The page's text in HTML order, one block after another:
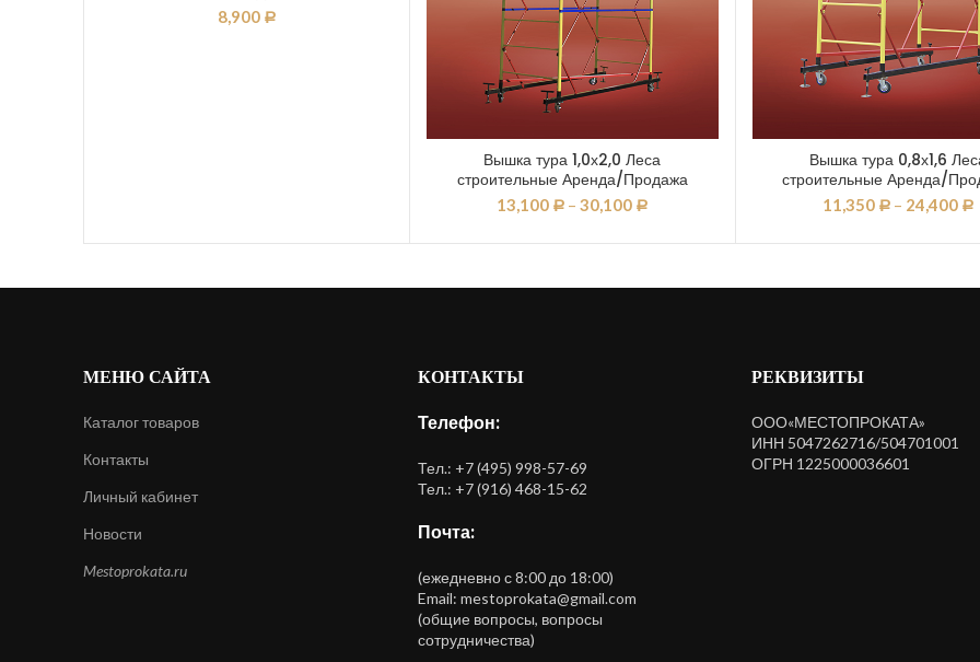
8,900 Р
Вышка тура 1,0х2,0 Леса
строительные Аренда/Продажа
13,100 Р –30,100 Р
Вышка тура 0,8х1,6
строительные Аренда/
11,350 Р– 24,400 Р
МЕНЮ САЙТА
Каталог товаров
Контакты
Личный кабинет
Новости
Mestoprokata.ru
КОНТАКТЫ
Телефон:
Тел.: +7 (495) 998-57-69
Тел.: +7 (916) 468-15-62
Почта:
(ежедневно с 8:00 до 18:00)
Email: mestoprokata@gmail.com
(общие вопросы, вопросы
сотрудничества)
РЕКВИЗИТЫ
ООО«МЕСТОПРОКАТА»
ИНН 5047262716/504701001
ОГРН 1225000036601